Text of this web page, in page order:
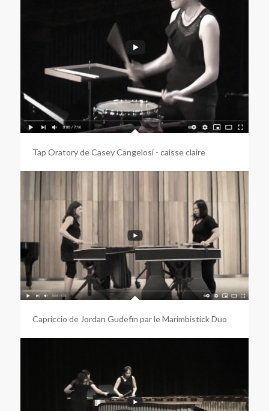
Tap Oratory de Casey Cangelosi - caisse claire
Capriccio de Jordan Gudefin par le Marimbistick Duo